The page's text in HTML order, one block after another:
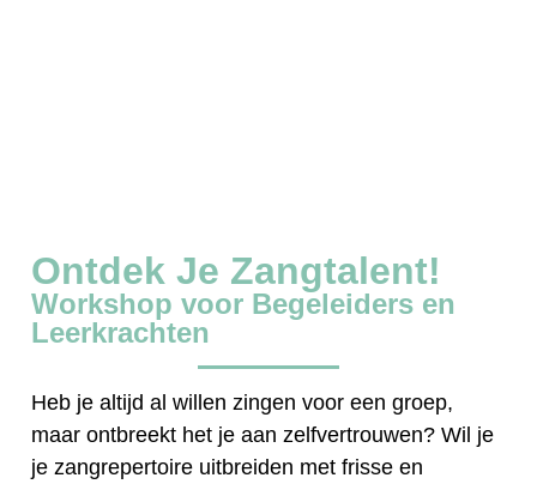
Ontdek Je Zangtalent!
Workshop voor Begeleiders en
Leerkrachten
Heb je altijd al willen zingen voor een groep,
maar ontbreekt het je aan zelfvertrouwen? Wil je
je zangrepertoire uitbreiden met frisse en